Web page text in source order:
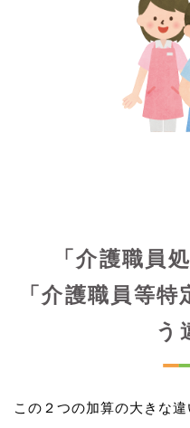
「介護職員
「介護職員等
う
この２つの加算の大きな